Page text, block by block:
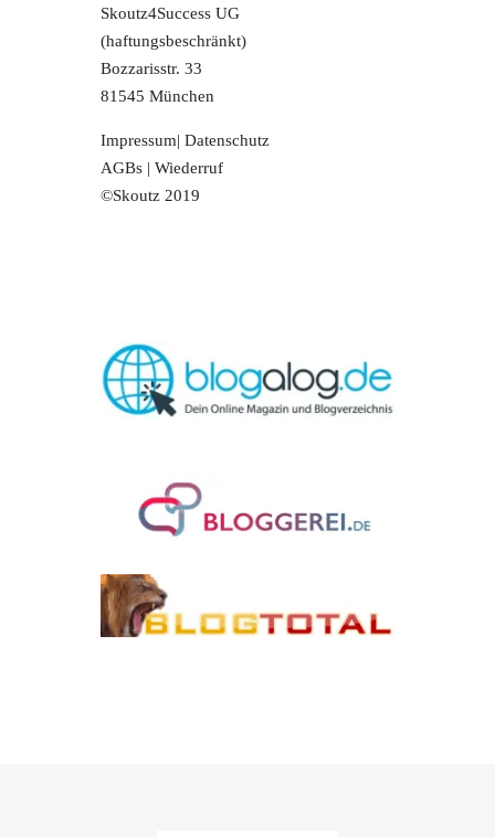
Skoutz4Success UG
(haftungsbeschränkt)
Bozzarisstr. 33
81545 München
Impressum|Datenschutz
AGBs |Wiederruf
©Skoutz 2019